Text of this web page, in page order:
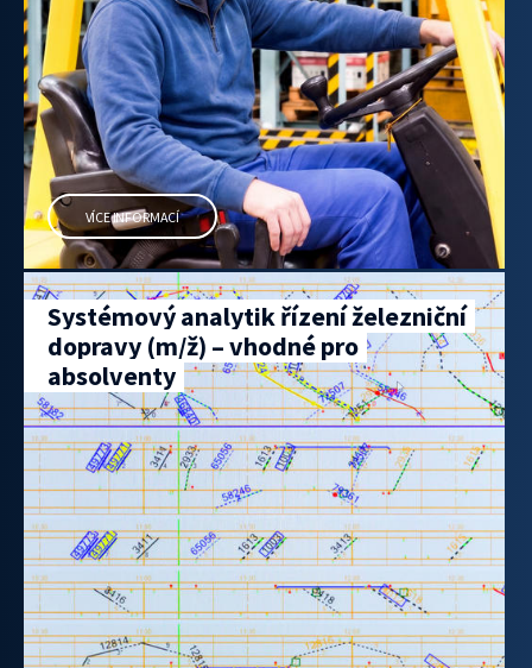
VÍCE INFORMACÍ
Systémový analytik řízení železniční
dopravy (m/ž) – vhodné pro
absolventy